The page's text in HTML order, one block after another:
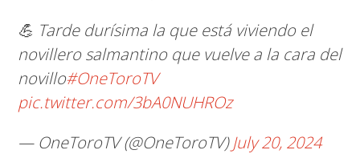
💪 Tarde durísima la que está viviendo el
novillero salmantino que vuelve a la cara del
novillo#OneToroTV
pic.twitter.com/3bA0NUHROz
— OneToroTV (@OneToroTV)July 20, 2024